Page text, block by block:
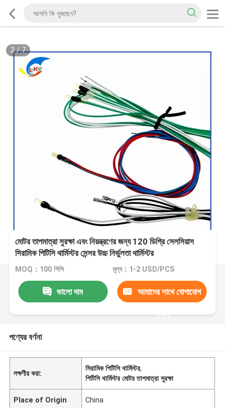
2/7
মোটর তাপমাত্রা সুরক্ষা এবং নিয়ন্ত্রণের জন্য 120 ডিগ্রি সেলসিয়াস
সিরামিক পিটিসি থার্মিস্টর সেন্সর উচ্চ নির্ভুলতা থার্মিস্টর
MOQ：100 পিসি মূল্য：1-2 USD/PCS
ভালো দাম আমাদের সাথে যোগাযোগ
করুন
পণ্যের বর্ণনা
লক্ষণীয় করা:
সিরামিক পিটিসি থার্মিস্টর,
পিটিসি থার্মিস্টর মোটর তাপমাত্রা সুরক্ষা
Place of Origin China